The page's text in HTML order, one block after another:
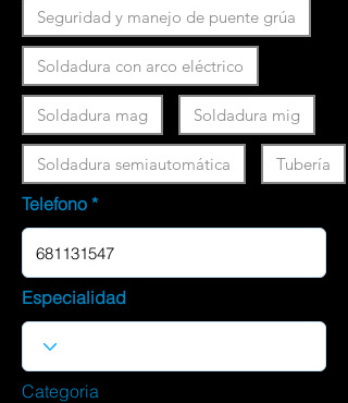
Seguridad y manejo de puente grúa
Soldadura con arco eléctrico
Soldadura mag Soldadura mig
Soldadura semiautomática Tubería
Telefono
Especialidad
Categoria